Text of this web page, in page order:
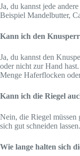
Ja, du kannst jede
Beispiel Mandelbutter,
Kann ich den
Ja, du kannst den
oder nicht zur Hand
Menge Haferflocken
Kann ich die Riegel
Nein, die Riegel müssen
sich gut schneiden lassen.
Wie lange halten sich